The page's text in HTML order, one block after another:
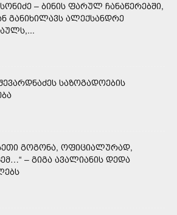
– ᲑᲘᲜᲘᲡ ᲤᲐᲠᲣᲚ ᲩᲐᲜᲐᲬᲔᲠᲔᲑᲨᲘ,
ᲒᲐᲜᲘᲮᲘᲚᲐᲕᲡ ᲐᲚᲔᲥᲡᲐᲜᲓᲠᲔ
ᲡᲐᲖᲝᲒᲐᲓᲝᲔᲑᲘᲡ
ᲒᲝᲒᲝᲜᲐ, ᲝᲤᲘᲪᲘᲐᲚᲣᲠᲐᲓ,
– ᲒᲘᲒᲐ ᲐᲕᲐᲚᲘᲐᲜᲘᲡ ᲓᲔᲓᲐ